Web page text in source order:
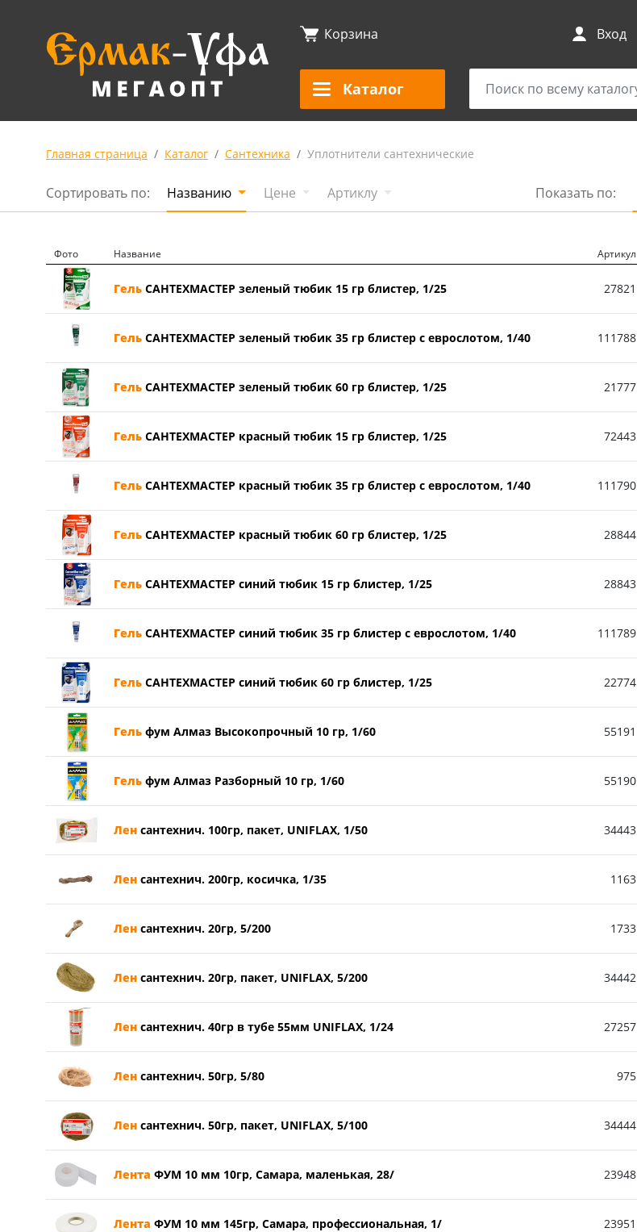
Корзина Вход
Каталог
Главная страница Каталог Сантехника Уплотнители сантехнические
Сортировать по: Названию Цене Артиклу Показать по:
Фото Название Артикул
Гель САНТЕХМАСТЕР зеленый тюбик 15 гр блистер, 1/25 27821
Гель САНТЕХМАСТЕР зеленый тюбик 35 гр блистер с еврослотом, 1/40 111788
Гель САНТЕХМАСТЕР зеленый тюбик 60 гр блистер, 1/25 21777
Гель САНТЕХМАСТЕР красный тюбик 15 гр блистер, 1/25 72443
Гель САНТЕХМАСТЕР красный тюбик 35 гр блистер с еврослотом, 1/40 111790
Гель САНТЕХМАСТЕР красный тюбик 60 гр блистер, 1/25 28844
Гель САНТЕХМАСТЕР синий тюбик 15 гр блистер, 1/25 28843
Гель САНТЕХМАСТЕР синий тюбик 35 гр блистер с еврослотом, 1/40 111789
Гель САНТЕХМАСТЕР синий тюбик 60 гр блистер, 1/25 22774
Гель фум Алмаз Высокопрочный 10 гр, 1/60 55191
Гель фум Алмаз Разборный 10 гр, 1/60 55190
Лен сантехнич. 100гр, пакет, UNIFLAX, 1/50 34443
Лен сантехнич. 200гр, косичка, 1/35 1163
Лен сантехнич. 20гр, 5/200 1733
Лен сантехнич. 20гр, пакет, UNIFLAX, 5/200 34442
Лен сантехнич. 40гр в тубе 55мм UNIFLAX, 1/24 27257
Лен сантехнич. 50гр, 5/80 975
Лен сантехнич. 50гр, пакет, UNIFLAX, 5/100 34444
Лента ФУМ 10 мм 10гр, Самара, маленькая, 28/ 23948
Лента ФУМ 10 мм 145гр, Самара, профессиональная, 1/ 23951